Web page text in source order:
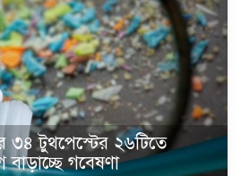
৩৪ টুথপেস্টের ২৬টিতে
বাড়াচ্ছে গবেষণা